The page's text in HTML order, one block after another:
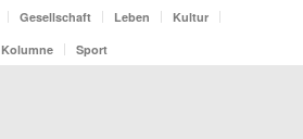
Gesellschaft Leben
Kultur
Kolumne
Sport